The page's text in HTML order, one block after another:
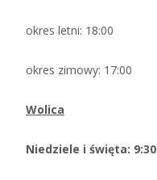
okres letni: 18:00
okres zimowy: 17:00
Wolica
Niedziele i święta: 9:30